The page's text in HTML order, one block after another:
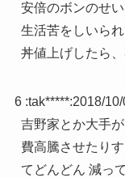
安倍のボンのせ
生活苦をしいら
丼値上げしたら、
6 :tak*****:2018/
吉野家とか大手
費高騰させたり
てどんどん 減っ